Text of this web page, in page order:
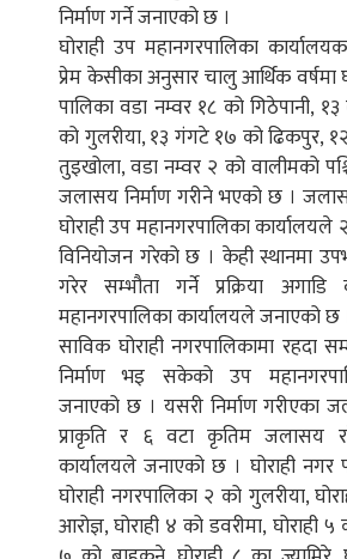
निर्माण गर्ने जनाएको छ ।
घोराही उप महानगरपालिका
प्रेम केसीका अनुसार चालु आर्थिक वर्षमा
पालिका वडा नम्वर १८ को गिठेपानी,
को गुलरीया, १३ गंगटे १७ को ढिकपुर,
तुइखोला, वडा नम्वर २ को वालीमको
जलासय निर्माण गरीने भएको छ ।
घोराही उप महानगरपालिका
विनियोजन गरेको छ । केही स्थानमा
गरेर सम्भौता गर्ने प्रक्रिया
महानगरपालिका कार्यालयले जनाएको छ
साविक घोराही नगरपालिकामा रहदा
निर्माण भइ सकेको उप
जनाएको छ । यसरी निर्माण गरीएका
प्राकृति र ६ वटा कृतिम जलासय
कार्यालयले जनाएको छ । घोराही नगर
घोराही नगरपालिका २ को गुलरीया,
आरोज्ञ, घोराही ४ को डवरीमा, घोराही ५